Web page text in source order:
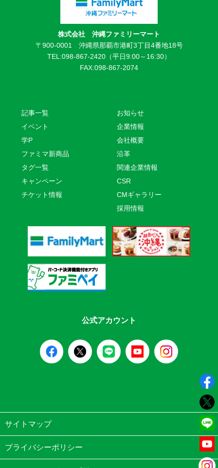
株式会社 沖縄ファミリーマート
〒900-0001 沖縄県那覇市港町3丁目4番地18号
TEL:098-867-2420（平日9:00～16:30）
FAX:098-867-2074
記事一覧
イベント
学P
ファミマ新商品
タグ一覧
キャンペーン
チケット情報
お知らせ
企業情報
会社概要
沿革
関連企業情報
CSR
CMギャラリー
採用情報
公式アカウント
サイトマップ
プライバシーポリシー